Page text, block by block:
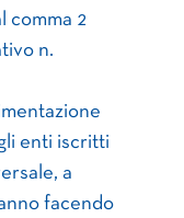
comma 2
n.
enti iscritti
a
facendo